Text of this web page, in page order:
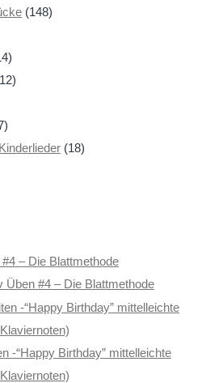
(148)
(18)
– Die Blattmethode
Üben #4 – Die Blattmethode
-“Happy Birthday” mittelleichte
-“Happy Birthday” mittelleichte